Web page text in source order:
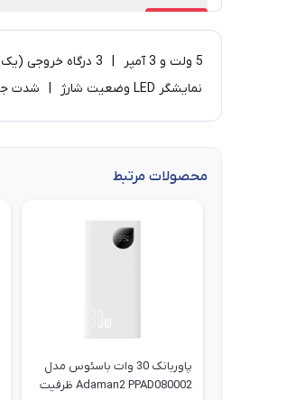
نمایشگر LED وضعیت شارژ | شدت جریان خروجی: 5V/3A | تعداد درگاه خروجی: 2 عدد​
محصولات مرتبط
پاوربانک 30 وات باسئوس مدل
Adaman2 PPAD080002 ظرفیت